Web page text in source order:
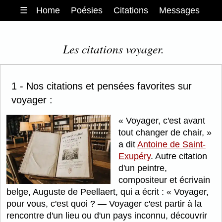
☰ Home Poésies Citations Messages
Les citations voyager.
1 - Nos citations et pensées favorites sur
voyager :
Voyager, c'est avant
tout changer de chair,
a dit Antoine de Saint-
Exupéry. Autre citation
d'un peintre,
compositeur et écrivain
belge, Auguste de Peellaert, qui a écrit :
Voyager,
pour vous, c'est quoi ? — Voyager c'est partir à la
rencontre d'un lieu ou d'un pays inconnu, découvrir